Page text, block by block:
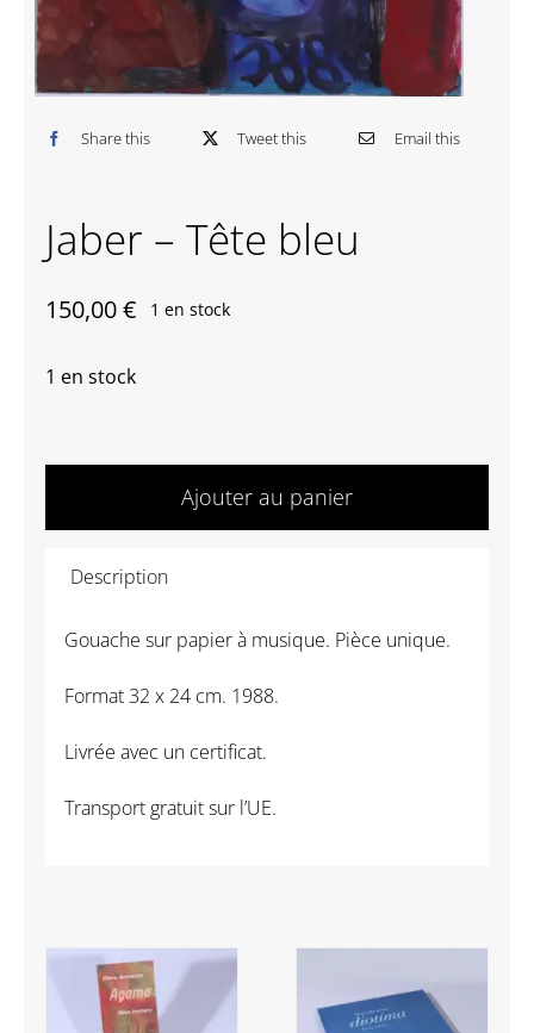
Contactez-nous
Share this Tweet this Email this
Jaber – Tête bleu
150,00€ 1 en stock
1 en stock
de
Ajouter au panier
Description
Gouache sur papier à musique. Pièce unique.
Format 32 x 24 cm. 1988.
Livrée avec un certificat.
Transport gratuit sur l’UE.